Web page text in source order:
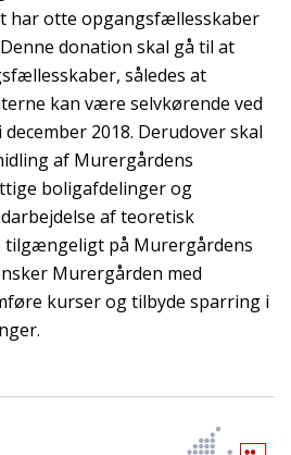
har otte opgangsfællesskaber
donation skal gå til at
således at
kan være selvkørende ved
2018. Derudover skal
af Murergårdens
boligafdelinger og
af teoretisk
tilgængeligt på Murergårdens
Murergården med
kurser og tilbyde sparring i